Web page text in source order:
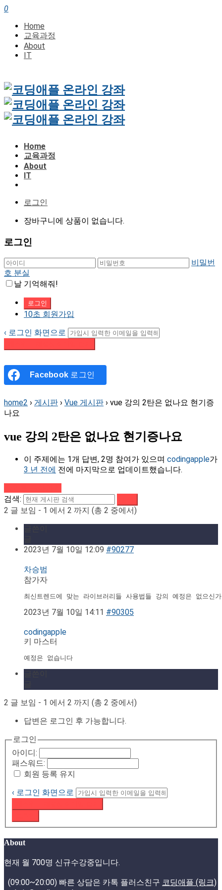
0
Home
교육과정
About
IT
Home
교육과정
About
IT
로그인
장바구니에 상품이 없습니다.
로그인
비밀번
호 분실
날 기억해줘!
10초 회원가입
‹ 로그인 화면으로
Facebook 로그인
home2 › 게시판 › Vue 게시판 › vue 강의 2탄은 없나요 현기증
나요
vue 강의 2탄은 없나요 현기증나요
이 주제에는 1개 답변, 2명 참여가 있으며 codingapple가
3 년 전에 전에 마지막으로 업데이트했습니다.
검색:
2 글 보임 - 1 에서 2 까지 (총 2 중에서)
2023년 7월 10일 12:09 #90277
차승범
참가자
최신트렌드에 맞는 라이브러리들 사용법들 강의 예정은 없으신
2023년 7월 10일 14:11 #90305
codingapple
키 마스터
예정은 없습니다
2 글 보임 - 1 에서 2 까지 (총 2 중에서)
답변은 로그인 후 가능합니다.
로그인
아이디:
패스워드:
회원 등록 유지
‹ 로그인 화면으로
About
현재 월 700명 신규수강중입니다.
(09:00~20:00) 빠른 상담은 카톡 플러스친구 코딩애플 (링크)